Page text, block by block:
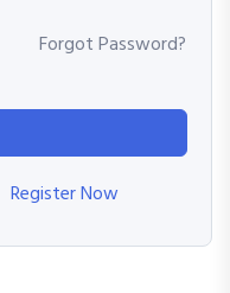
Forgot Password?
Register Now